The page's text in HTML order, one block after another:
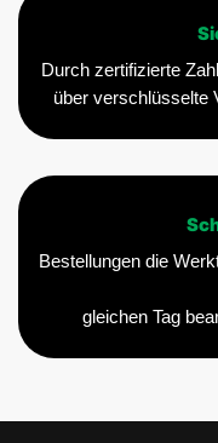
Durch zertifizierte
über verschlüsselte
Bestellungen die
gleichen Tag